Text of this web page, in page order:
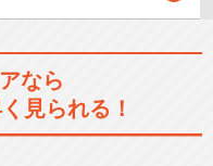
なら
見られる！